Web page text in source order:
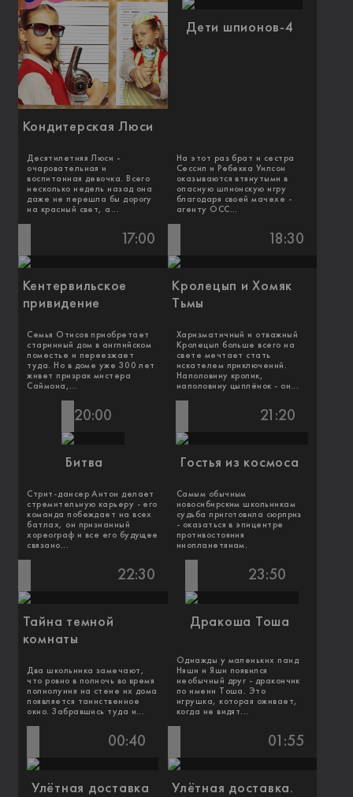
Кондитерская Люси
Десятилетняя Люси -
очаровательная и
воспитанная девочка. Всего
несколько недель назад она
даже не перешла бы дорогу
на красный свет, а...
Дети шпионов-4
На этот раз брат и сестра
Сессил и Ребекка Уилсон
оказываются втянутыми в
опасную шпионскую игру
благодаря своей мачехе -
агенту ОСС...
17:00
Кентервильское
привидение
Семья Отисов приобретает
старинный дом в английском
поместье и переезжает
туда. Но в доме уже 300 лет
живет призрак мистера
Саймона,...
18:30
Кролецып и Хомяк
Тьмы
Харизматичный и отважный
Кролецып больше всего на
свете мечтает стать
искателем приключений.
Наполовину кролик,
наполовину цыплёнок - он...
20:00
Битва
Стрит-дансер Антон делает
стремительную карьеру - его
команда побеждает на всех
батлах, он признанный
хореограф и все его будущее
связано...
21:20
Гостья из космоса
Самым обычным
новосибирским школьникам
судьба приготовила сюрприз
- оказаться в эпицентре
противостояния
инопланетянам.
22:30
Тайна темной
комнаты
Два школьника замечают,
что ровно в полночь во время
полнолуния на стене их дома
появляется таинственное
окно. Забравшись туда и...
23:50
Дракоша Тоша
Однажды у маленьких панд
Няши и Яши появился
необычный друг - дракончик
по имени Тоша. Это
игрушка, которая оживает,
когда не видят...
00:40
Улётная доставка
01:55
Улётная доставка.